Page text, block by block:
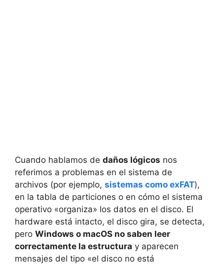
Cuando hablamos de daños lógicos nos
referimos a problemas en el sistema de
archivos (por ejemplo, sistemas como exFAT),
en la tabla de particiones o en cómo el sistema
operativo «organiza» los datos en el disco. El
hardware está intacto, el disco gira, se detecta,
pero Windows o macOS no saben leer
correctamente la estructura y aparecen
mensajes del tipo «el disco no está